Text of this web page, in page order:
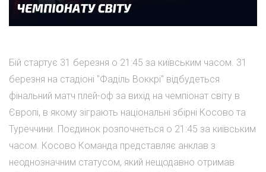
Бій стартує 31 березня о 21:45 за київським часом. 31
березня на стадіоні "Фаділь Воккрі" відбудеться
фінальний матч плей-оф за вихід на чемпіонат світу в
Європі, в якому зіграють національні збірні Косово та
Туреччини. Поєдинок розпочнеться о 21:45 за київським
часом. Косово Команда представляє анклав з
неоднозначним статусом, який нещодавно отримав